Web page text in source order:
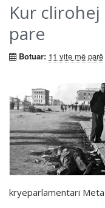
Kur
pare
Botuar: 11 vite më parë
kryeparlamentari